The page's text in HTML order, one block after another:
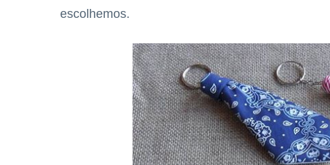
escolhemos.